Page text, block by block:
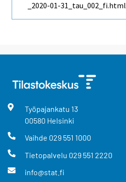
_2020-01-31_tau_002_fi.html
Työpajankatu 13
00580 Helsinki
Vaihde 029 551 1000
Tietopalvelu 029 551 2220
info@stat.fi